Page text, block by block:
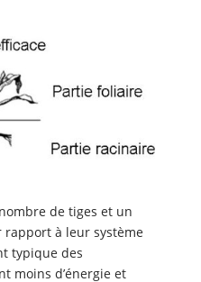
de tiges et un
à leur système
typique des
moins d’énergie et